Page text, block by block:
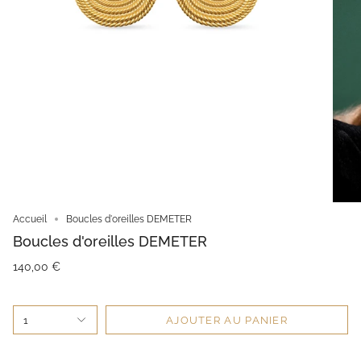
Accueil Boucles d'oreilles DEMETER
Boucles d'oreilles DEMETER
140,00 €
1 AJOUTER AU PANIER